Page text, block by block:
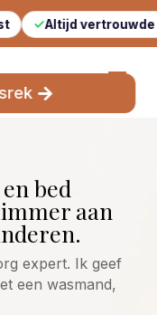
vertrouwde gezichten
bed
aan
expert. Ik geef
een wasmand,